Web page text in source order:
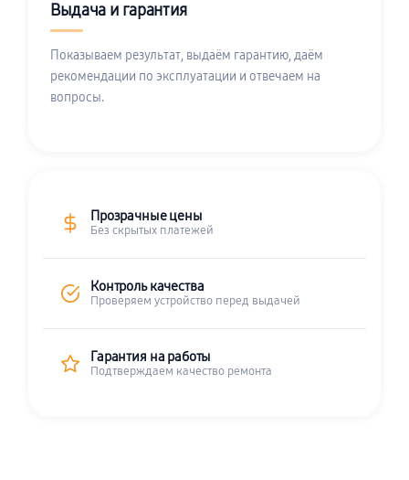
Выдача и гарантия
Показываем результат, выдаём гарантию, даём
рекомендации по эксплуатации и отвечаем на
вопросы.
Прозрачные цены
Без скрытых платежей
Контроль качества
Проверяем устройство перед выдачей
Гарантия на работы
Подтверждаем качество ремонта